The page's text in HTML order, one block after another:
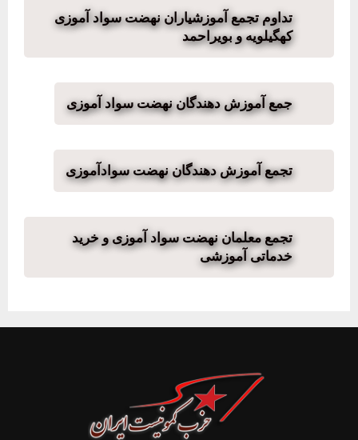
تداوم تجمع آموزشیاران نهضت سواد آموزی
کهگیلویه و بویراحمد
جمع آموزش دهندگان نهضت سواد آموزی
تجمع آموزش دهندگان نهضت سوادآموزی
تجمع معلمان نهضت سواد آموزی و خرید
خدماتی آموزشی